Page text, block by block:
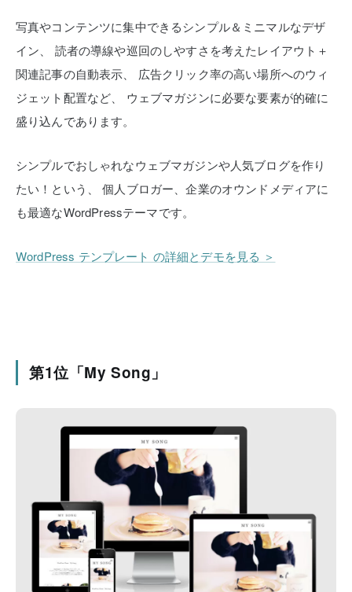
写真やコンテンツに集中できるシンプル＆ミニマルなデザ
イン、
読者の導線や巡回のしやすさを考えたレイアウト＋
関連記事の自動表示、
広告クリック率の高い場所へのウィ
ジェット配置など、
ウェブマガジンに必要な要素が的確に
盛り込んであります。
シンプルでおしゃれなウェブマガジンや人気ブログを作り
たい！という、
個人ブロガー、企業のオウンドメディアに
も最適なWordPressテーマです。
WordPress テンプレート の詳細とデモを見る ＞
第1位「My Song」